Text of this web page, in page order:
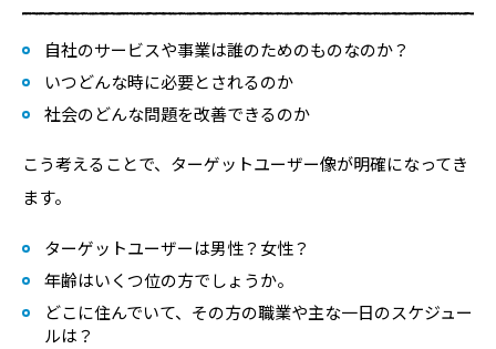
自社のサービスや事業は誰のためのものなのか？
いつどんな時に必要とされるのか
社会のどんな問題を改善できるのか
こう考えることで、ターゲットユーザー像が明確になってき
ます。
ターゲットユーザーは男性？女性？
年齢はいくつ位の方でしょうか。
どこに住んでいて、その方の職業や主な一日のスケジュー
ルは？